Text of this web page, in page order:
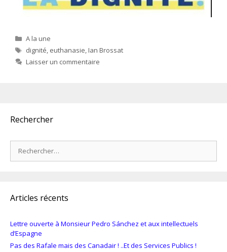
Catégories
A la une
Étiquettes
dignité, euthanasie,Ian Brossat
Laisser un commentaire
Rechercher
Articles récents
Lettre ouverte à Monsieur Pedro Sánchez et aux intellectuels
d’Espagne
Pas des Rafale mais des Canadair ! ..Et des Services Publics !